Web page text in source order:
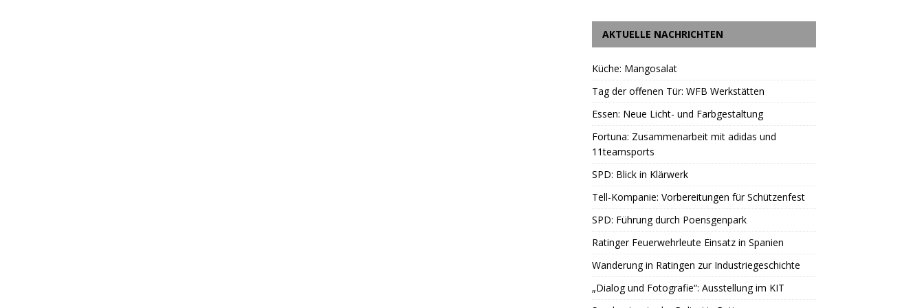
AKTUELLE NACHRICHTEN
Küche: Mangosalat
Tag der offenen Tür: WFB Werkstätten
Essen: Neue Licht- und Farbgestaltung
Fortuna: Zusammenarbeit mit adidas und
11teamsports
SPD: Blick in Klärwerk
Tell-Kompanie: Vorbereitungen für Schützenfest
SPD: Führung durch Poensgenpark
Ratinger Feuerwehrleute Einsatz in Spanien
Wanderung in Ratingen zur Industriegeschichte
„Dialog und Fotografie“: Ausstellung im KIT